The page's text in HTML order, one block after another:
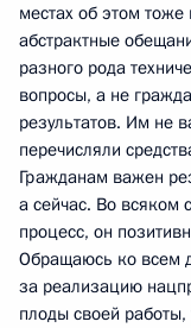
местах об этом
абстрактные
разного рода
вопросы, а не
результатов. Им не
перечисляли
Гражданам важен
а сейчас. Во всяком
процесс, он
Обращаюсь ко всем
за реализацию
плоды своей